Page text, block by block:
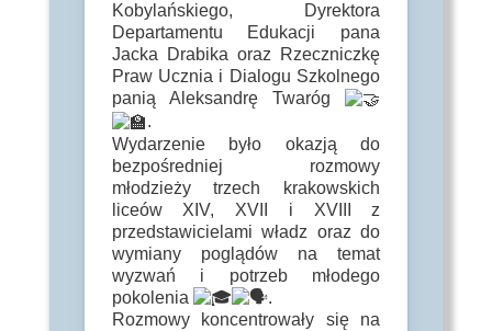
Kobylańskiego, Dyrektora
Departamentu Edukacji pana
Jacka Drabika oraz Rzeczniczkę
Praw Ucznia i Dialogu Szkolnego
panią Aleksandrę Twaróg
.
Wydarzenie było okazją do
bezpośredniej rozmowy
młodzieży trzech krakowskich
liceów XIV, XVII i XVIII z
przedstawicielami władz oraz do
wymiany poglądów na temat
wyzwań i potrzeb młodego
pokolenia
.
Rozmowy koncentrowały się na